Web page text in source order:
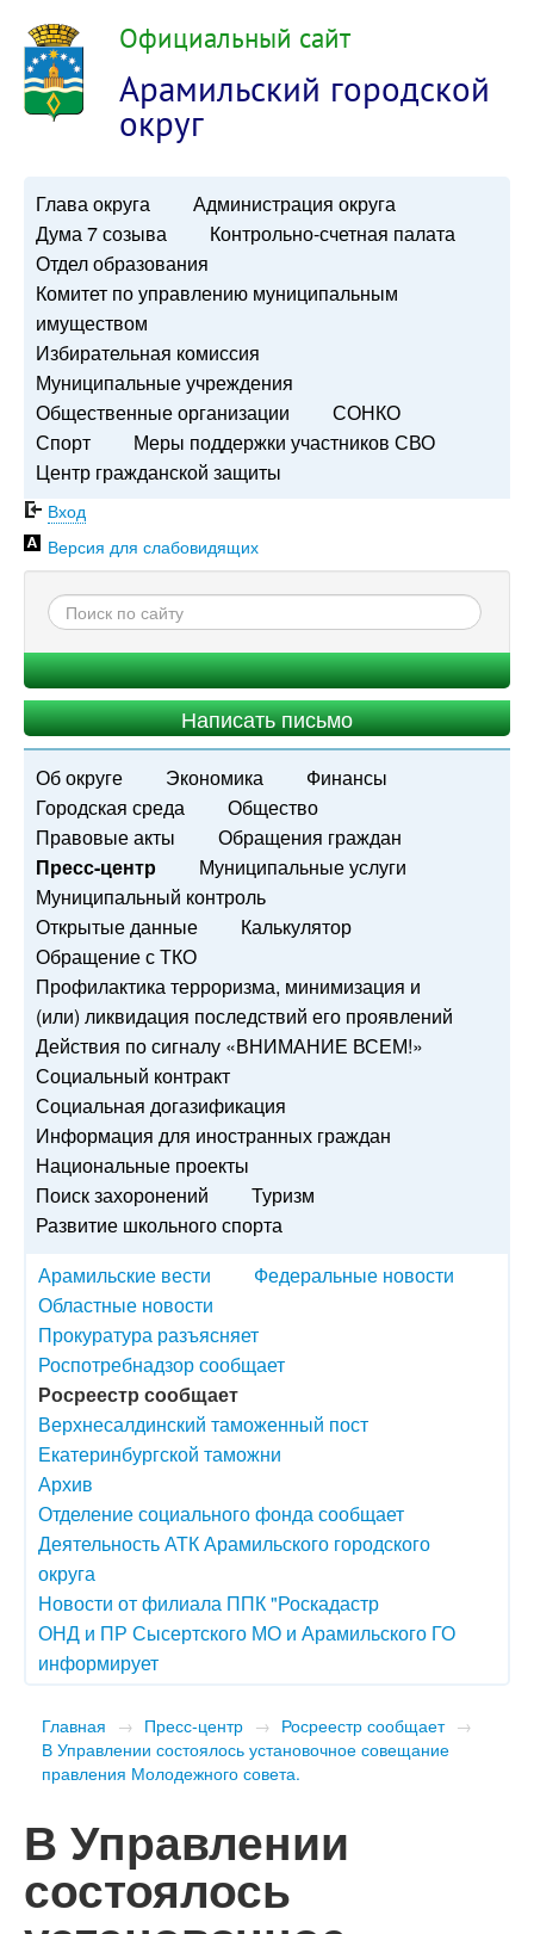
Официальный сайт
Арамильский городской
округ
Глава округа
Администрация округа
Дума 7 созыва
Контрольно-счетная палата
Отдел образования
Комитет по управлению муниципальным
имуществом
Избирательная комиссия
Муниципальные учреждения
Общественные организации
СОНКО
Спорт
Меры поддержки участников СВО
Центр гражданской защиты
Вход
Версия для слабовидящих
Написать письмо
Об округе Экономика
Финансы
Городская среда
Общество
Правовые акты
Обращения граждан
Пресс-центр
Муниципальные услуги
Муниципальный контроль
Открытые данные
Калькулятор
Обращение с ТКО
Профилактика терроризма, минимизация и
(или) ликвидация последствий его проявлений
Действия по сигналу «ВНИМАНИЕ ВСЕМ!»
Социальный контракт
Социальная догазификация
Информация для иностранных граждан
Национальные проекты
Поиск захоронений
Туризм
Развитие школьного спорта
Арамильские вести
Федеральные новости
Областные новости
Прокуратура разъясняет
Роспотребнадзор сообщает
Росреестр сообщает
Верхнесалдинский таможенный пост
Екатеринбургской таможни
Архив
Отделение социального фонда сообщает
Деятельность АТК Арамильского городского
округа
Новости от филиала ППК "Роскадастр
ОНД и ПР Сысертского МО и Арамильского ГО
информирует
Главная → Пресс-центр → Росреестр сообщает →
В Управлении состоялось установочное совещание
правления Молодежного совета.
В Управлении
состоялось